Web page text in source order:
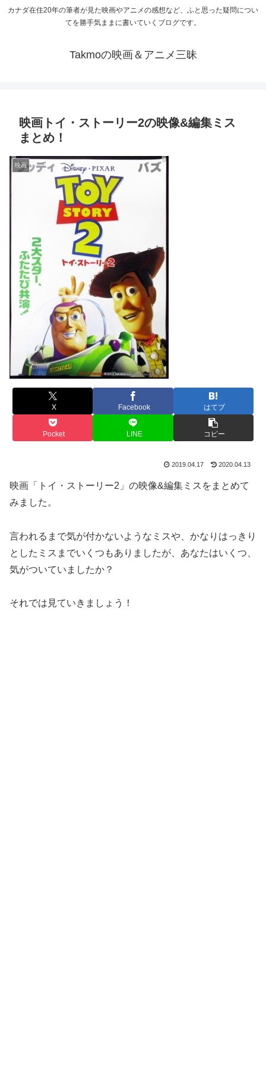
カナダ在住20年の筆者が見た映画やアニメの感想など、ふと思った疑問につい
てを勝手気ままに書いていくブログです。
Takmoの映画＆アニメ三昧
映画トイ・ストーリー2の映像&編集ミス
まとめ！
映画
X Facebook はてブ
Pocket LINE コピー
2019.04.17 2020.04.13
映画「トイ・ストーリー2」の映像&編集ミスをまとめて
みました。
言われるまで気が付かないようなミスや、かなりはっきり
としたミスまでいくつもありましたが、あなたはいくつ、
気がついていましたか？
それでは見ていきましょう！